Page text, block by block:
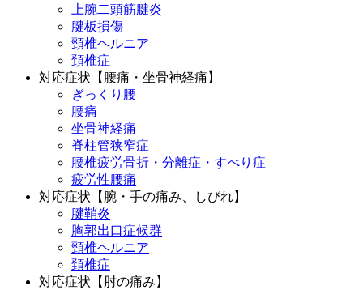
上腕二頭筋腱炎
腱板損傷
頸椎ヘルニア
頚椎症
対応症状【腰痛・坐骨神経痛】
ぎっくり腰
腰痛
坐骨神経痛
脊柱管狭窄症
腰椎疲労骨折・分離症・すべり症
疲労性腰痛
対応症状【腕・手の痛み、しびれ】
腱鞘炎
胸郭出口症候群
頸椎ヘルニア
頚椎症
対応症状【肘の痛み】